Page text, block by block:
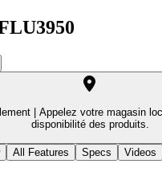
|
Appelez votre magasin
disponibilité des produits.
All Features Specs Videos